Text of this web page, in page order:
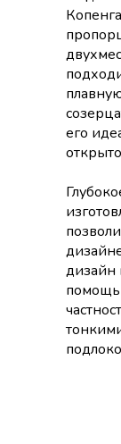
его
дизайн